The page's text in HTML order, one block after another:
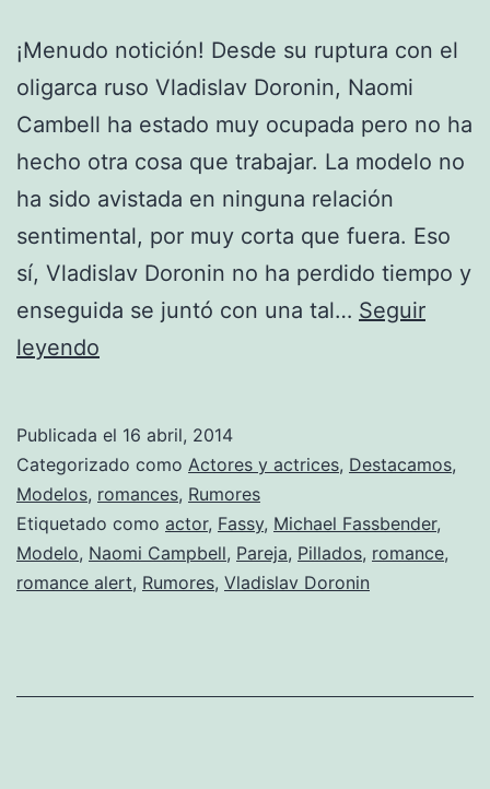
¡Menudo notición! Desde su ruptura con el
oligarca ruso Vladislav Doronin, Naomi
Cambell ha estado muy ocupada pero no ha
hecho otra cosa que trabajar. La modelo no
ha sido avistada en ninguna relación
sentimental, por muy corta que fuera. Eso
sí, Vladislav Doronin no ha perdido tiempo y
enseguida se juntó con una tal… Seguir
leyendo
Campbell
+
Michael
Fassbender
Publicada el 16 abril, 2014
Categorizado como Actores y actrices, Destacamos,
Modelos, romances, Rumores
Etiquetado como actor, Fassy, Michael Fassbender,
Modelo, Naomi Campbell, Pareja, Pillados, romance,
romance alert, Rumores, Vladislav Doronin